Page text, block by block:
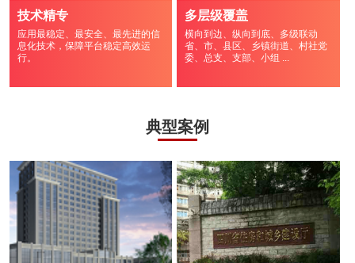
技术精专
应用最稳定、最安全、最先进的信
息化技术，保障平台稳定高效运
行。
多层级覆盖
横向到边、纵向到底、多级联动
省、市、县区、乡镇街道、村社党
委、总支、支部、小组 ...
典型案例